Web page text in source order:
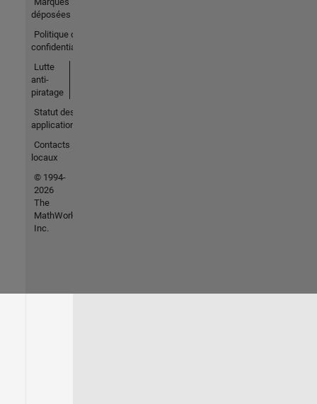
déposées
Politique de
confidentialité
Lutte
anti-
piratage
Statut des
applications
Contacts
locaux
© 1994-
2026
The
MathWorks,
Inc.